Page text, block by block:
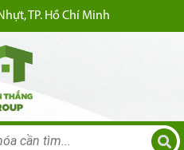
TP. Hồ Chí Minh